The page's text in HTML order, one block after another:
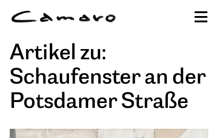
Ausstellungen & Programm
Publikationen
Projekte
Stiftung
Journal
Artikel zu:
Schaufenster an der
Potsdamer Straße